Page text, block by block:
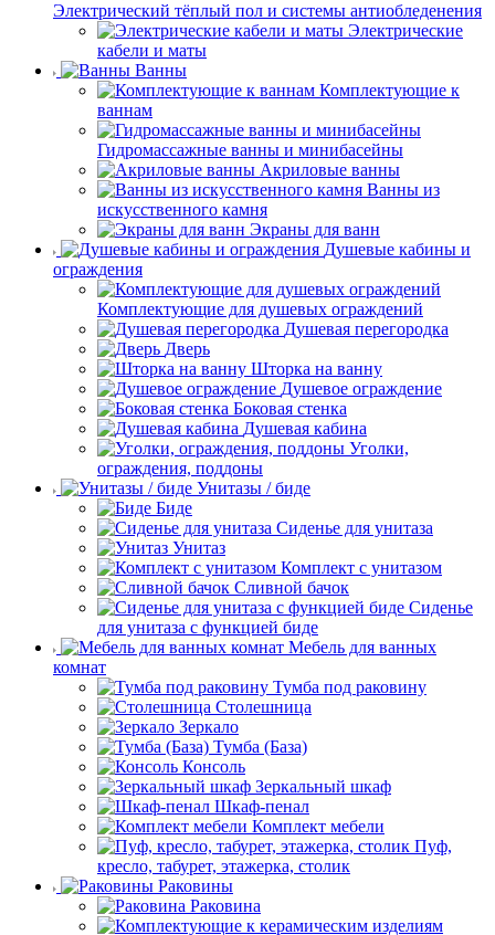
Электрический тёплый пол и системы антиобледенения
Электрические
кабели и маты
Ванны
Комплектующие к
ваннам
Гидромассажные ванны и минибасейны
Акриловые ванны
Ванны из
искусственного камня
Экраны для ванн
Душевые кабины и
ограждения
Комплектующие для душевых ограждений
Душевая перегородка
Дверь
Шторка на ванну
Душевое ограждение
Боковая стенка
Душевая кабина
Уголки,
ограждения, поддоны
Унитазы / биде
Биде
Сиденье для унитаза
Унитаз
Комплект с унитазом
Сливной бачок
Сиденье
для унитаза с функцией биде
Мебель для ванных
комнат
Тумба под раковину
Столешница
Зеркало
Тумба (База)
Консоль
Зеркальный шкаф
Шкаф-пенал
Комплект мебели
Пуф,
кресло, табурет, этажерка, столик
Раковины
Раковина